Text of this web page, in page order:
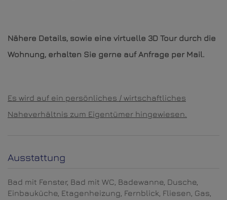
Nähere Details, sowie eine virtuelle 3D Tour durch die
Wohnung, erhalten Sie gerne auf Anfrage per Mail.
Es wird auf ein persönliches / wirtschaftliches
Naheverhältnis zum Eigentümer hingewiesen.
Ausstattung
Bad mit Fenster Bad mit WC Badewanne Dusche
Einbauküche Etagenheizung Fernblick Fliesen Gas